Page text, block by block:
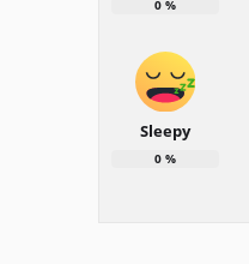
0%
Sleepy
0%